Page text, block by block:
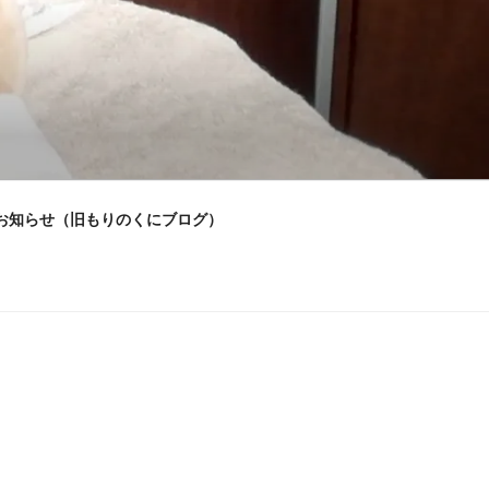
知らせ（旧もりのくにブログ）